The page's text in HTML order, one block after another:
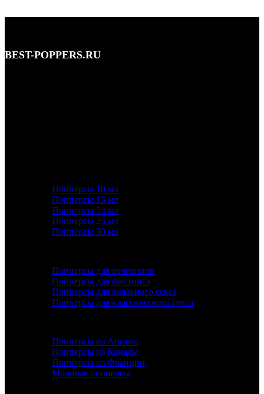
BEST-POPPERS.RU
Попперсы 10 мл
Попперсы 15 мл
Попперсы 24 мл
Попперсы 25 мл
Попперсы 30 мл
Попперсы для вечеринок
Попперсы для фистинга
Попперсы для анального секса
Попперсы для классического секса
Попперсы из Англии
Попперсы из Канады
Попперсы из Франции
Мощные попперсы